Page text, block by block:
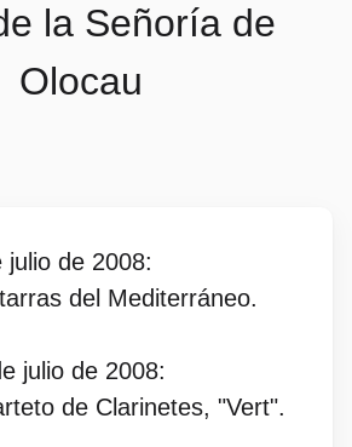
la Señoría de
Olocau
julio de 2008:
del Mediterráneo.
julio de 2008:
de Clarinetes, "Vert".